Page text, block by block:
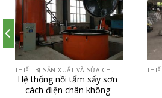
Hệ thống nồi tẩm sấy sơn
cách điện chân không